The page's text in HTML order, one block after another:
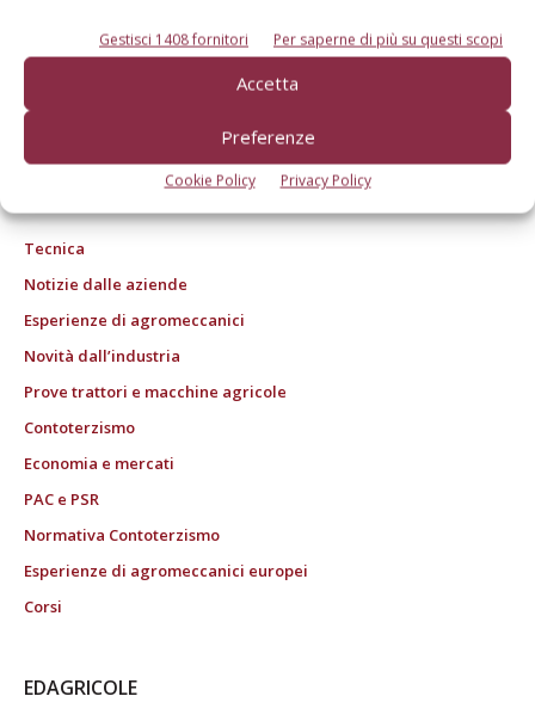
Gestisci 1408 fornitori Per saperne di più su questi scopi
Accetta
Preferenze
Cookie Policy Privacy Policy
© Tecniche Nuove Spa. Tutti i diritti riservati. Sede legale Via Eritrea 21 -
20157 Milano | Codice fiscale, Partita IVA e Iscrizione al Registro delle
imprese di Milano: 00753480151
Registrazione Tribunale di Milano n. 71 del 05/03/2014 (Precedentemente
registrata presso il Tribunale di Bologna n. 6111 del 12/06/1992)
ROC "Poste italiane Spa sped. Abbonamento Postale DL 353/2003 conv. L.
Tecnica
Notizie dalle aziende
Esperienze di agromeccanici
Novità dall’industria
Prove trattori e macchine agricole
Contoterzismo
Economia e mercati
PAC e PSR
Normativa Contoterzismo
Esperienze di agromeccanici europei
Corsi
EDAGRICOLE